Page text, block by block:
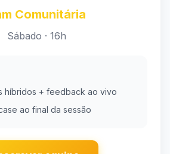
Comunitária
Sábado · 16h
híbridos + feedback ao vivo
ao final da sessão